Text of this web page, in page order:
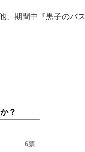
、期間中『黒子のバス
？
6